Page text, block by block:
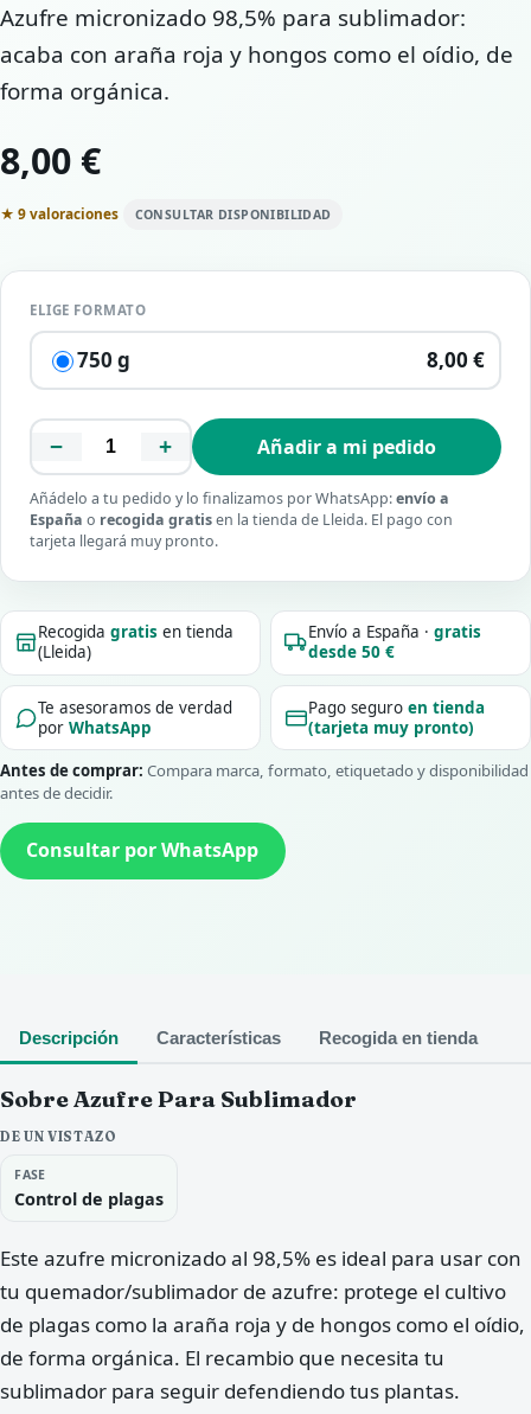
Azufre micronizado 98,5% para sublimador:
acaba con araña roja y hongos como el oídio, de
forma orgánica.
8,00 €
★ 9 valoraciones CONSULTAR DISPONIBILIDAD
ELIGE FORMATO
750 g 8,00 €
− + Añadir a mi pedido
Añádelo a tu pedido y lo finalizamos por WhatsApp:envío a
España o recogida gratisen la tienda de Lleida. El pago con
tarjeta llegará muy pronto.
Recogidagratis en tienda
(Lleida)
Envío a España ·gratis
desde 50 €
Te asesoramos de verdad
porWhatsApp
Pago seguroen tienda
(tarjeta muy pronto)
Antes de comprar: Compara marca, formato, etiquetado y disponibilidad
antes de decidir.
Consultar por WhatsApp
Descripción Características Recogida en tienda
Sobre Azufre Para Sublimador
DE UN VISTAZO
FASE
Control de plagas
Este azufre micronizado al 98,5% es ideal para usar con
tu quemador/sublimador de azufre: protege el cultivo
de plagas como la araña roja y de hongos como el oídio,
de forma orgánica. El recambio que necesita tu
sublimador para seguir defendiendo tus plantas.